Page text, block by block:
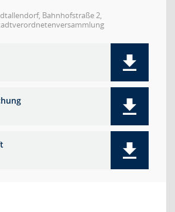
Bahnhofstraße 2,